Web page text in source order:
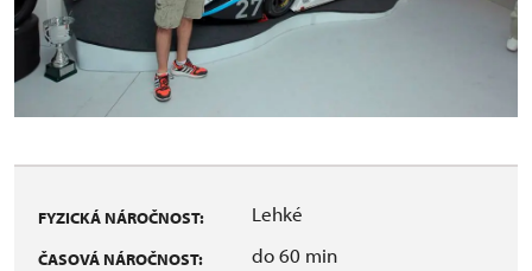
FYZICKÁ NÁROČNOST: Lehké
ČASOVÁ NÁROČNOST: do 60 min